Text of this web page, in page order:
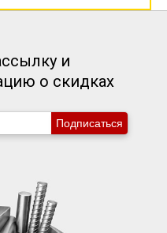
и
о скидках
Подписаться